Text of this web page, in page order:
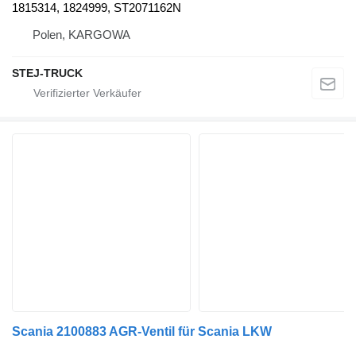
1815314, 1824999, ST2071162N
Polen, KARGOWA
STEJ-TRUCK
Scania 2100883 AGR-Ventil für Scania LKW